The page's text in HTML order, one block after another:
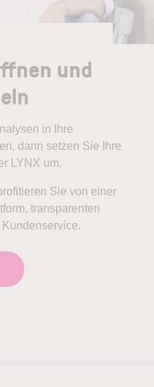
und
in Ihre
dann setzen Sie Ihre
LYNX um.
Sie von einer
transparenten